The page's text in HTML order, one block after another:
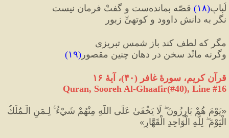
لُبابِ(۱۸) قصّه بمانده‌ست و گفتْ فرمان نیست
نگر به دانشِ داوود و کوتهیِّ زبور
مگر که لطف کند باز شمسِ تبریزی
وگرنه مانْد سخن در دهان چنین مقصور (۱۹)
قرآن کریم، سورهٔ غافر (۴۰)، آیهٔ ۱۶
Quran, Sooreh Al-Ghaafir(#40), Line #16
«
الْيَوْمَ ۖ لِلَّهِ الْوَاحِدِ الْقَهَّارِ »